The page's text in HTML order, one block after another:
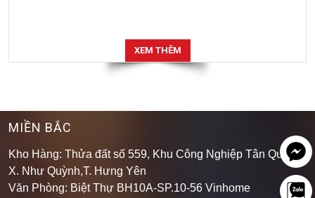
XEM THÊM
MIỀN BẮC
Kho Hàng: Thửa đất số 559, Khu Công Nghiệp Tân Quang,
X. Như Quỳnh,T. Hưng Yên
Văn Phòng: Biệt Thự BH10A-SP.10-56 Vinhome